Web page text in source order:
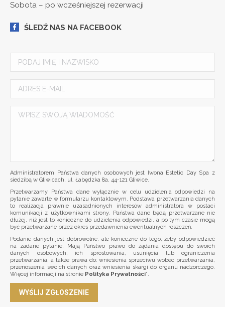
Sobota – po wcześniejszej rezerwacji
ŚLEDŹ NAS NA FACEBOOK
Administratorem Państwa danych osobowych jest Iwona Estetic Day Spa z
siedzibą w Gliwicach, ul. Łabędzka 8a, 44-121 Gliwice.
Przetwarzamy Państwa dane wyłącznie w celu udzielenia odpowiedzi na
pytanie zawarte w formularzu kontaktowym. Podstawa przetwarzania danych
to realizacja prawnie uzasadnionych interesów administratora w postaci
komunikacji z użytkownikami strony. Państwa dane będą przetwarzane nie
dłużej, niż jest to konieczne do udzielenia odpowiedzi, a po tym czasie mogą
być przetwarzane przez okres przedawnienia ewentualnych roszczeń.
Podanie danych jest dobrowolne, ale konieczne do tego, żeby odpowiedzieć
na zadane pytanie. Mają Państwo prawo do żądania dostępu do swoich
danych osobowych, ich sprostowania, usunięcia lub ograniczenia
przetwarzania, a także prawa do: wniesienia sprzeciwu wobec przetwarzania,
przenoszenia swoich danych oraz wniesienia skargi do organu nadzorczego.
Więcej informacji na stronie Polityka Prywatności*.